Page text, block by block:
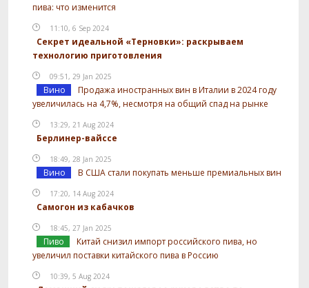
пива: что изменится
11:10, 6 Sep 2024
Секрет идеальной «Терновки»: раскрываем
технологию приготовления
09:51, 29 Jan 2025
Вино
Продажа иностранных вин в Италии в 2024 году
увеличилась на 4,7%, несмотря на общий спад на рынке
13:29, 21 Aug 2024
Берлинер-вайссе
18:49, 28 Jan 2025
Вино В США стали покупать меньше премиальных вин
17:20, 14 Aug 2024
Самогон из кабачков
18:45, 27 Jan 2025
Пиво
Китай снизил импорт российского пива, но
увеличил поставки китайского пива в Россию
10:39, 5 Aug 2024